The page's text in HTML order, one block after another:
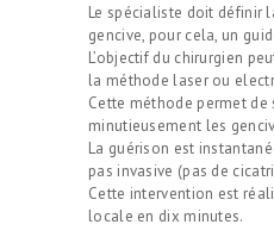
Le spécialiste doit définir
gencive, pour cela, un
L’objectif du chirurgien
la méthode laser ou
Cette méthode permet de
minutieusement les
La guérison est
pas invasive (pas de
Cette intervention est
locale en dix minutes.